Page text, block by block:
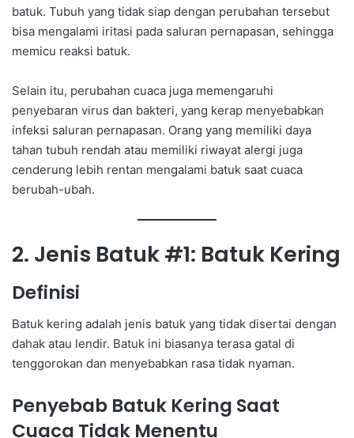
batuk. Tubuh yang tidak siap dengan perubahan tersebut
bisa mengalami iritasi pada saluran pernapasan, sehingga
memicu reaksi batuk.
Selain itu, perubahan cuaca juga memengaruhi
penyebaran virus dan bakteri, yang kerap menyebabkan
infeksi saluran pernapasan. Orang yang memiliki daya
tahan tubuh rendah atau memiliki riwayat alergi juga
cenderung lebih rentan mengalami batuk saat cuaca
berubah-ubah.
2. Jenis Batuk #1: Batuk Kering
Definisi
Batuk kering adalah jenis batuk yang tidak disertai dengan
dahak atau lendir. Batuk ini biasanya terasa gatal di
tenggorokan dan menyebabkan rasa tidak nyaman.
Penyebab Batuk Kering Saat
Cuaca Tidak Menentu